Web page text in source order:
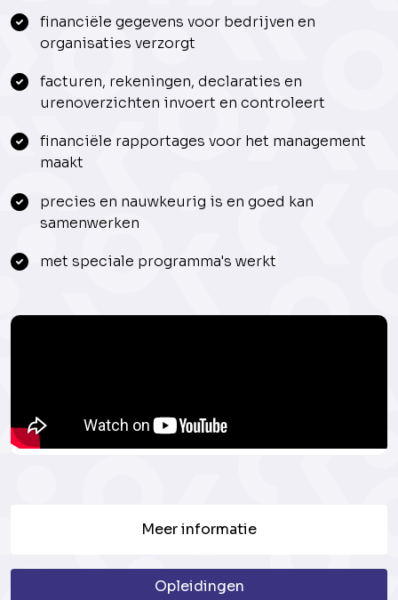
financiële gegevens voor bedrijven en
organisaties verzorgt
facturen, rekeningen, declaraties en
urenoverzichten invoert en controleert
financiële rapportages voor het management
maakt
precies en nauwkeurig is en goed kan
samenwerken
met speciale programma's werkt
Meer informatie
Opleidingen